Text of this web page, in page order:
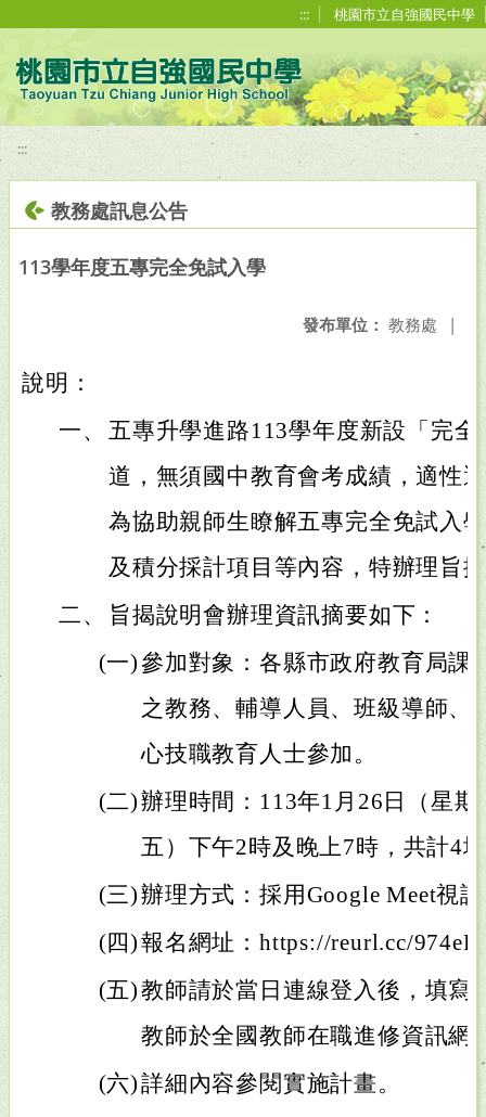
::: 桃園市立自強國民中學
:::
教務處訊息公告
113學年度五專完全免試入學
發布單位： 教務處 |
說明：
一、 五專升學進路113學年度新設「完
道，無須國中教育會考成績，適性
為協助親師生瞭解五專完全免試入
及積分採計項目等內容，特辦理旨
二、
旨揭說明會辦理資訊摘要如下：
(一)參加對象：各縣市政府教育局課
之教務、輔導人員、班級導師、
心技職教育人士參加。
(二)辦理時間：113年1月26日（星
五）下午2時及晚上7時，共計4
(三)辦理方式：採用Google Meet視
(四)報名網址：https://reurl.cc/
(五)教師請於當日連線登入後，填寫
教師於全國教師在職進修資訊網
(六)詳細內容參閱實施計畫。